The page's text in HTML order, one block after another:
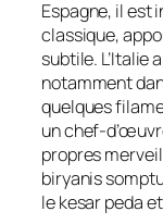
Espagne, il est
classique,
subtile. L’Italie
notamment
quelques
un chef-
propres
biryanis
le kesar peda